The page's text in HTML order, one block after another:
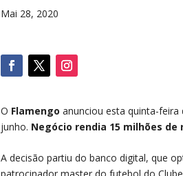
Mai 28, 2020
O Flamengo anunciou esta quinta-
junho. Negócio rendia 15 milhões de
A decisão partiu do banco digital, que